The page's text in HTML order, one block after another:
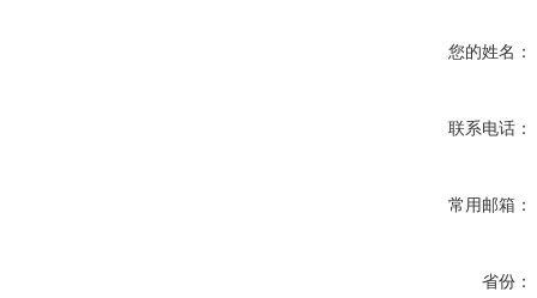
您的姓名：
联系电话：
常用邮箱：
省份：